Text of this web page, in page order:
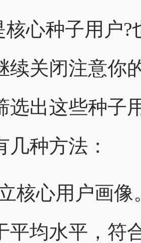
核心种子用户
续关闭注意你
选出这些种子
几种方法：
核心用户画
平均水平，符